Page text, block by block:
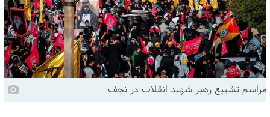
مراسم تشییع رهبر شهید انقلاب در نجف